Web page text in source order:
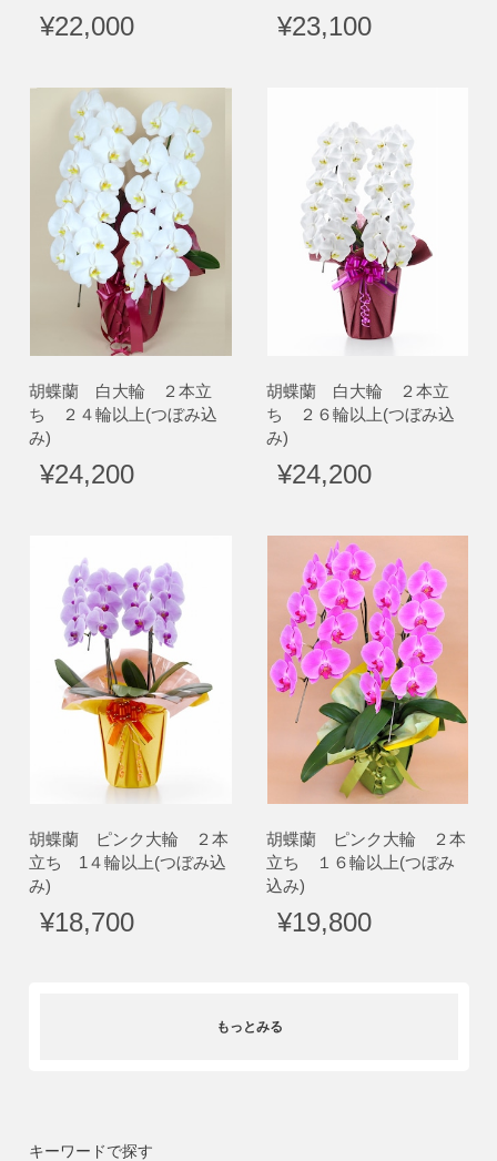
¥22,000 ¥23,100
胡蝶蘭 白大輪 ２本立
ち ２４輪以上(つぼみ込
み)
¥24,200
胡蝶蘭 白大輪 ２本立
ち ２６輪以上(つぼみ込
み)
¥24,200
胡蝶蘭 ピンク大輪 ２本
立ち 1４輪以上(つぼみ込
み)
¥18,700
胡蝶蘭 ピンク大輪 ２本
立ち １６輪以上(つぼみ
込み)
¥19,800
もっとみる
キーワードで探す